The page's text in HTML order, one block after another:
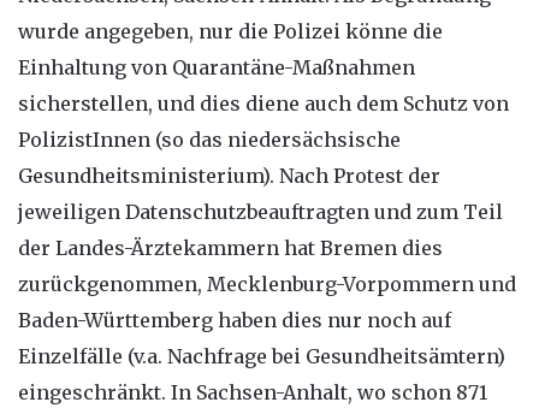
wurde angegeben, nur die Polizei könne die
Einhaltung von Quarantäne-Maßnahmen
sicherstellen, und dies diene auch dem Schutz von
PolizistInnen (so das niedersächsische
Gesundheitsministerium). Nach Protest der
jeweiligen Datenschutzbeauftragten und zum Teil
der Landes-Ärztekammern hat Bremen dies
zurückgenommen, Mecklenburg-Vorpommern und
Baden-Württemberg haben dies nur noch auf
Einzelfälle (v.a. Nachfrage bei Gesundheitsämtern)
eingeschränkt. In Sachsen-Anhalt, wo schon 871